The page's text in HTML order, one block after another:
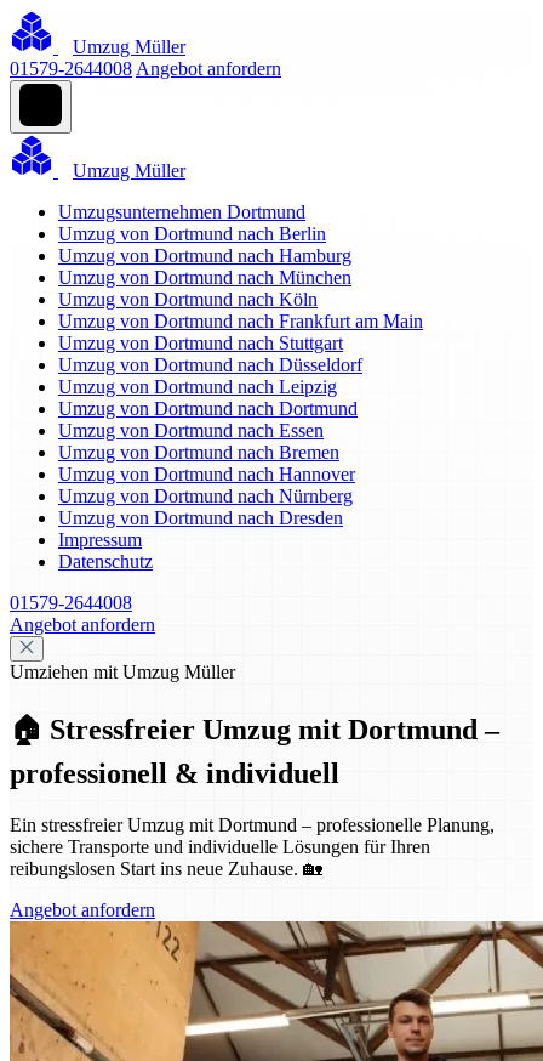
Umzug Müller
01579-2644008 Angebot anfordern
Umzug Müller
Umzugsunternehmen Dortmund
Umzug von Dortmund nach Berlin
Umzug von Dortmund nach Hamburg
Umzug von Dortmund nach München
Umzug von Dortmund nach Köln
Umzug von Dortmund nach Frankfurt am Main
Umzug von Dortmund nach Stuttgart
Umzug von Dortmund nach Düsseldorf
Umzug von Dortmund nach Leipzig
Umzug von Dortmund nach Dortmund
Umzug von Dortmund nach Essen
Umzug von Dortmund nach Bremen
Umzug von Dortmund nach Hannover
Umzug von Dortmund nach Nürnberg
Umzug von Dortmund nach Dresden
Impressum
Datenschutz
01579-2644008
Angebot anfordern
Umziehen mit Umzug Müller
🏠 Stressfreier Umzug mit Dortmund –
professionell & individuell
Ein stressfreier Umzug mit Dortmund – professionelle Planung,
sichere Transporte und individuelle Lösungen für Ihren
reibungslosen Start ins neue Zuhause. 🏡
Angebot anfordern